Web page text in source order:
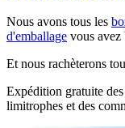
Nous avons tous les
d'emballage vous avez
Et nous rachèterons
Expédition gratuite
limitrophes et des